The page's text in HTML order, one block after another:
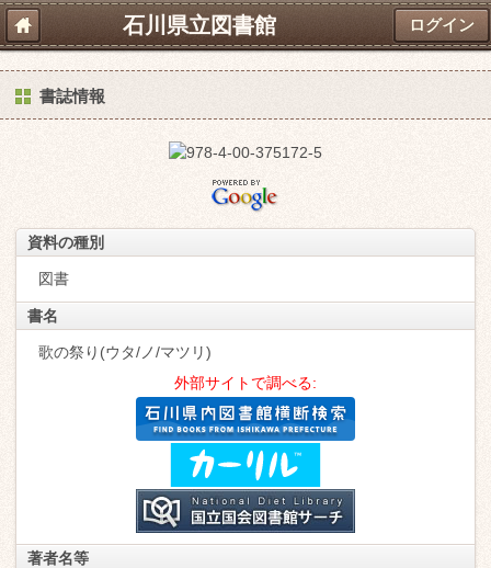
石川県立図書館 ログイン
書誌情報
資料の種別
図書
書名
歌の祭り(ウタ/ノ/マツリ)
外部サイトで調べる:
著者名等